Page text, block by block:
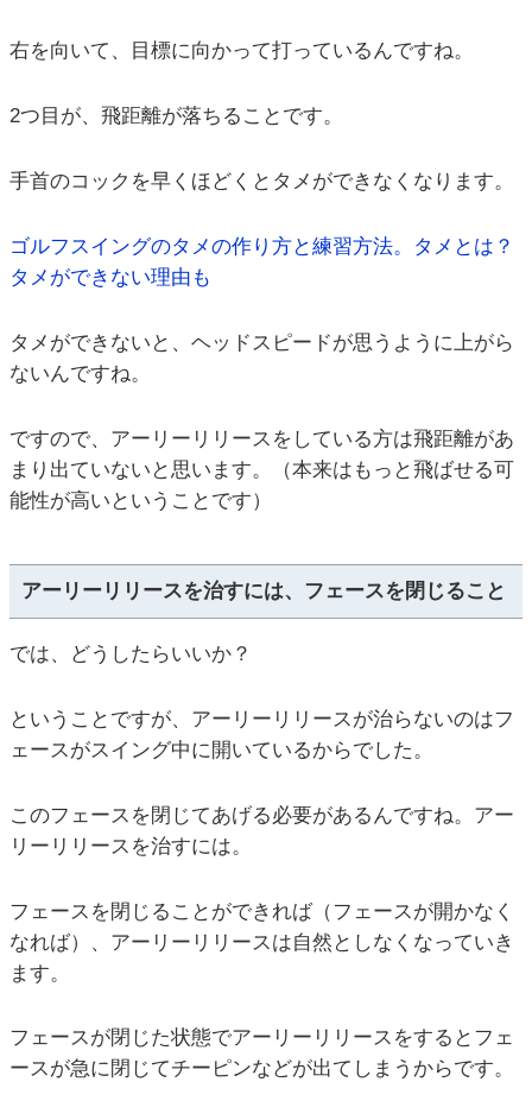
右を向いて、目標に向かって打っているんですね。
2つ目が、飛距離が落ちることです。
手首のコックを早くほどくとタメができなくなります。
ゴルフスイングのタメの作り方と練習方法。タメとは？
タメができない理由も
タメができないと、ヘッドスピードが思うように上がら
ないんですね。
ですので、アーリーリリースをしている方は飛距離があ
まり出ていないと思います。（本来はもっと飛ばせる可
能性が高いということです）
アーリーリリースを治すには、フェースを閉じること
では、どうしたらいいか？
ということですが、アーリーリリースが治らないのはフ
ェースがスイング中に開いているからでした。
このフェースを閉じてあげる必要があるんですね。アー
リーリリースを治すには。
フェースを閉じることができれば（フェースが開かなく
なれば）、アーリーリリースは自然としなくなっていき
ます。
フェースが閉じた状態でアーリーリリースをするとフェ
ースが急に閉じてチーピンなどが出てしまうからです。